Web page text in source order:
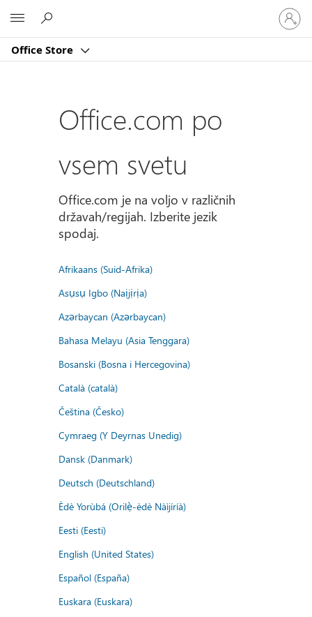
Office Store
Vpišite
se
v
račun
Office.com po
vsem svetu
Office.com je na voljo v različnih
državah/regijah. Izberite jezik
spodaj.
Afrikaans (Suid-Afrika)
Asụsụ Igbo (Naịjịrịa)
Azərbaycan (Azərbaycan)
Bahasa Melayu (Asia Tenggara)
Bosanski (Bosna i Hercegovina)
Català (català)
Čeština (Česko)
Cymraeg (Y Deyrnas Unedig)
Dansk (Danmark)
Deutsch (Deutschland)
Èdè Yorùbá (Orilẹ̀-èdè Nàìjíríà)
Eesti (Eesti)
English (United States)
Español (España)
Euskara (Euskara)